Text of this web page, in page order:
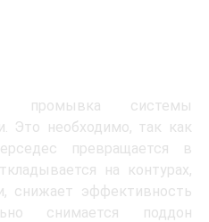
системы
Это необходимо, так как
превращается в
на контурах,
снижает эффективность
снимается поддон